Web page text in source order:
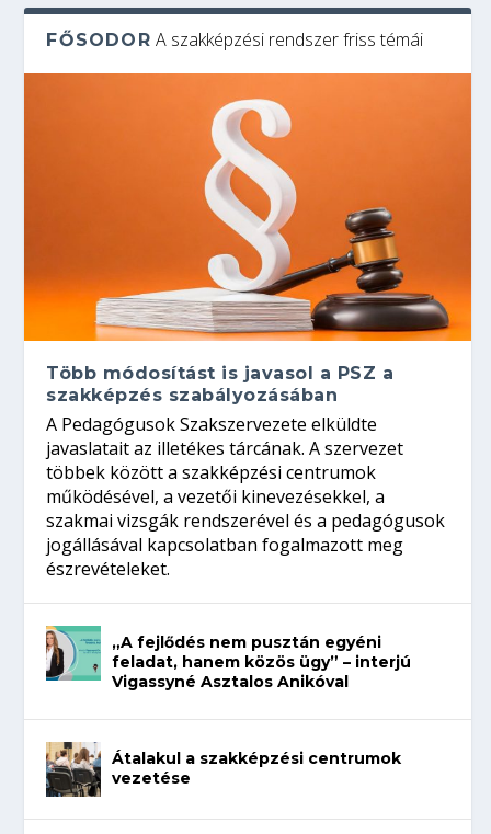
FŐSODOR A szakképzési rendszer friss témái
Több módosítást is javasol a PSZ a
szakképzés szabályozásában
A Pedagógusok Szakszervezete elküldte
javaslatait az illetékes tárcának. A szervezet
többek között a szakképzési centrumok
működésével, a vezetői kinevezésekkel, a
szakmai vizsgák rendszerével és a pedagógusok
jogállásával kapcsolatban fogalmazott meg
észrevételeket.
„A fejlődés nem pusztán egyéni
feladat, hanem közös ügy” – interjú
Vigassyné Asztalos Anikóval
Átalakul a szakképzési centrumok
vezetése